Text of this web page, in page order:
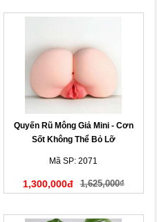
Quyến Rũ Mông Giả Mini - Cơn
Sốt Không Thể Bỏ Lỡ
Mã SP: 2071
1,300,000đ 1,625,000₫